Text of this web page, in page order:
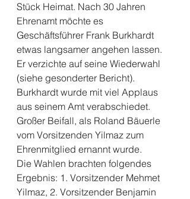
Stück Heimat. Nach 30 Jahren
Ehrenamt möchte es
Geschäftsführer Frank Burkhardt
etwas langsamer angehen lassen.
Er verzichte auf seine Wiederwahl
(siehe gesonderter Bericht).
Burkhardt wurde mit viel Applaus
aus seinem Amt verabschiedet.
Großer Beifall, als Roland Bäuerle
vom Vorsitzenden Yilmaz zum
Ehrenmitglied ernannt wurde.
Die Wahlen brachten folgendes
Ergebnis: 1. Vorsitzender Mehmet
Yilmaz, 2. Vorsitzender Benjamin